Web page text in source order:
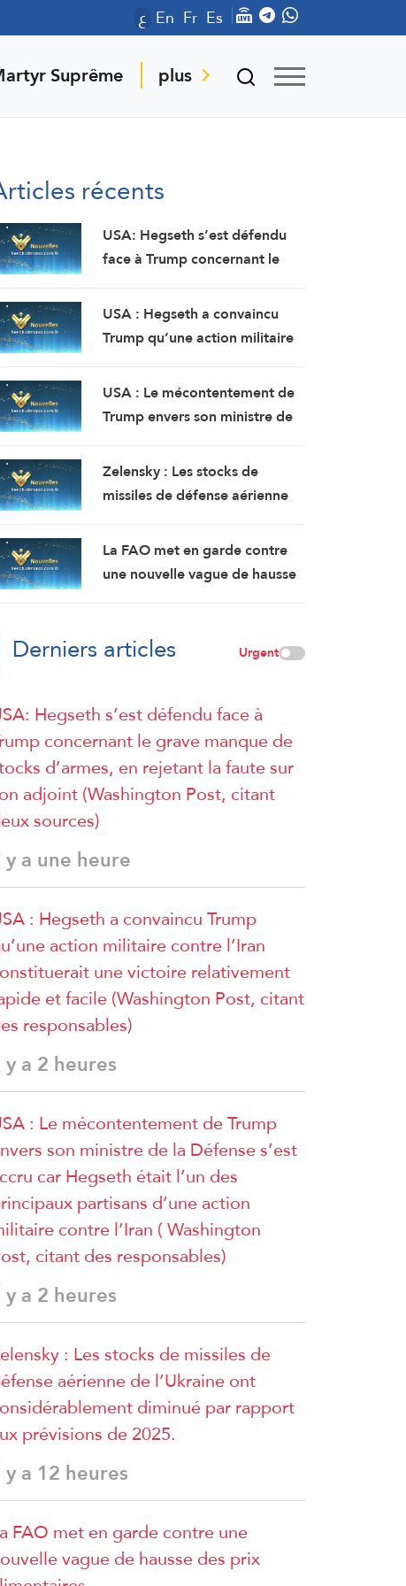
ع En Fr Es
Suprême plus
récents
USA: Hegseth s’est défendu
face à Trump concernant le
d’armes, en rejetant la faute
sur son adjoint (Washington
Post, citant deux sources)
USA : Hegseth a convaincu
Trump qu’une action militaire
victoire relativement rapide et
facile (Washington Post, citant
des responsables)
USA : Le mécontentement de
Trump envers son ministre de
Hegseth était l’un des
principaux partisans d’une
responsables)
Zelensky : Les stocks de
missiles de défense aérienne
considérablement diminué par
rapport aux prévisions de
La FAO met en garde contre
une nouvelle vague de hausse
Derniers articles Urgent
Hegseth s’est défendu face à
concernant le grave manque de
d’armes, en rejetant la faute sur
adjoint (Washington Post, citant
sources)
a une heure
: Hegseth a convaincu Trump
action militaire contre l’Iran
une victoire relativement
et facile (Washington Post, citant
responsables)
a 2 heures
: Le mécontentement de Trump
son ministre de la Défense s’est
car Hegseth était l’un des
partisans d’une action
contre l’Iran ( Washington
citant des responsables)
a 2 heures
: Les stocks de missiles de
aérienne de l’Ukraine ont
diminué par rapport
prévisions de 2025.
a 12 heures
FAO met en garde contre une
vague de hausse des prix